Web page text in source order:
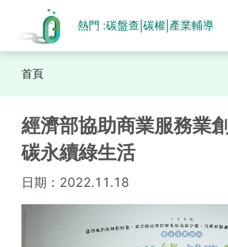
熱門 :碳盤查 碳權| 產業輔導
首頁
經濟部協助商業服務業
碳永續綠生活
日期： 2022.11.18